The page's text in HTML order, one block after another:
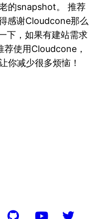
的snapshot。 推荐
感谢Cloudcone那么
下，如果有建站需求
荐使用Cloudcone，
你减少很多烦恼！